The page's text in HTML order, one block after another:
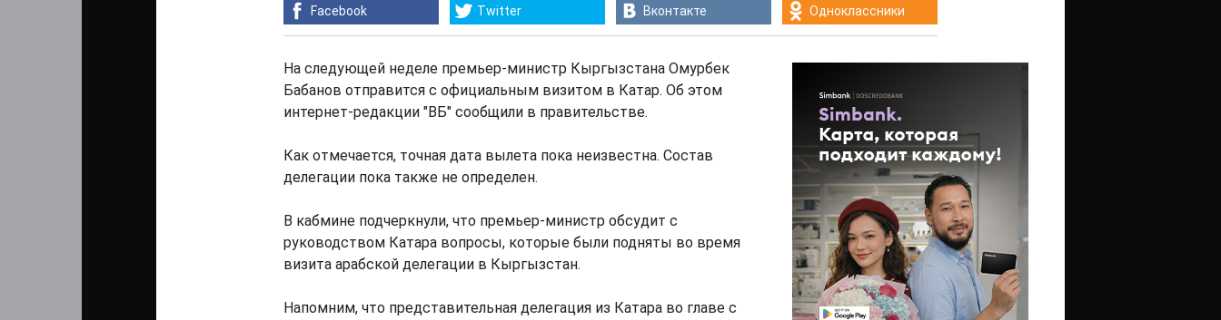
Facebook Twitter Вконтакте Одноклассники
На следующей неделе премьер-министр Кыргызстана Омурбек
Бабанов отправится с официальным визитом в Катар. Об этом
интернет-редакции "ВБ" сообщили в правительстве.
Как отмечается, точная дата вылета пока неизвестна. Состав
делегации пока также не определен.
В кабмине подчеркнули, что премьер-министр обсудит с
руководством Катара вопросы, которые были подняты во время
визита арабской делегации в Кыргызстан.
Напомним, что представительная делегация из Катара во главе с